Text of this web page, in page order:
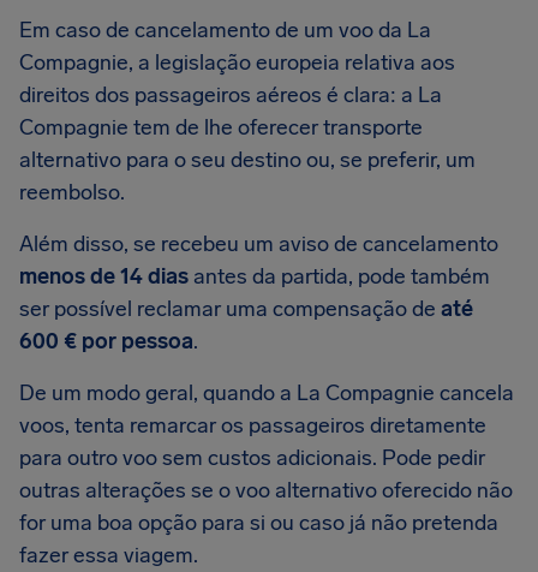
Em caso de cancelamento de um voo da La
Compagnie, a legislação europeia relativa aos
direitos dos passageiros aéreos é clara: a La
Compagnie tem de lhe oferecer transporte
alternativo para o seu destino ou, se preferir, um
reembolso.
Além disso, se recebeu um aviso de cancelamento
menos de 14 dias antes da partida, pode também
ser possível reclamar uma compensação de até
600 € por pessoa.
De um modo geral, quando a La Compagnie cancela
voos, tenta remarcar os passageiros diretamente
para outro voo sem custos adicionais. Pode pedir
outras alterações se o voo alternativo oferecido não
for uma boa opção para si ou caso já não pretenda
fazer essa viagem.